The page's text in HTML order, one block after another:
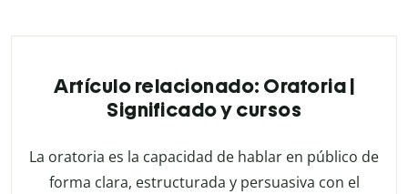
Artículo relacionado: Oratoria |
Significado y cursos
La oratoria es la capacidad de hablar en público de
forma clara, estructurada y persuasiva con el